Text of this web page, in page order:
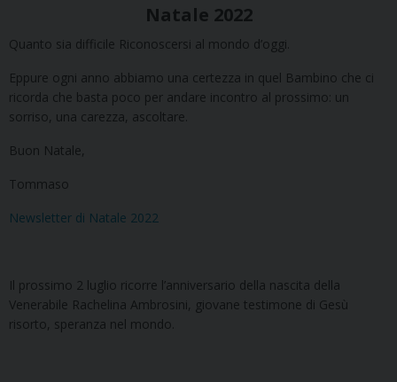
Natale 2022
Quanto sia difficile Riconoscersi al mondo d’oggi.
Eppure ogni anno abbiamo una certezza in quel Bambino che ci
ricorda che basta poco per andare incontro al prossimo: un
sorriso, una carezza, ascoltare.
Buon Natale,
Tommaso
Newsletter di Natale 2022
Il prossimo 2 luglio ricorre l’anniversario della nascita della
Venerabile Rachelina Ambrosini, giovane testimone di Gesù
risorto, speranza nel mondo.